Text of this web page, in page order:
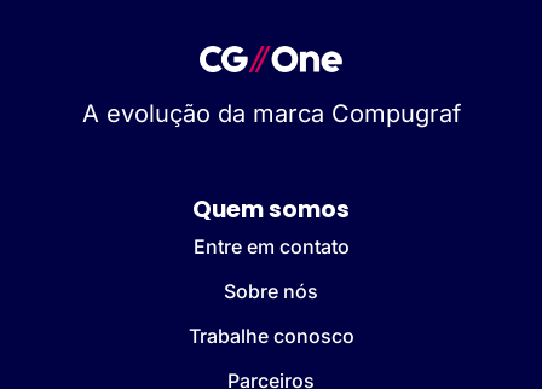
A evolução da marca Compugraf
Quem somos
Entre em contato
Sobre nós
Trabalhe conosco
Parceiros